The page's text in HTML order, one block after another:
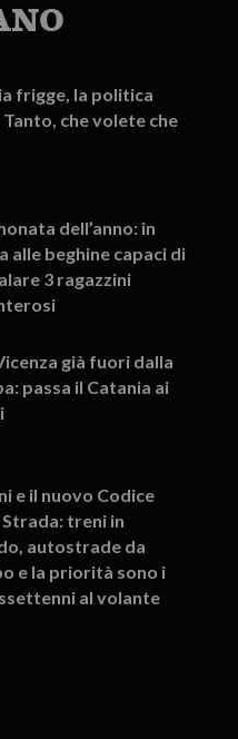
frigge, la politica
Tanto, che volete che
dell’anno: in
alle beghine capaci di
3 ragazzini
già fuori dalla
passa il Catania ai
e il nuovo Codice
treni in
autostrade da
e la priorità sono i
al volante